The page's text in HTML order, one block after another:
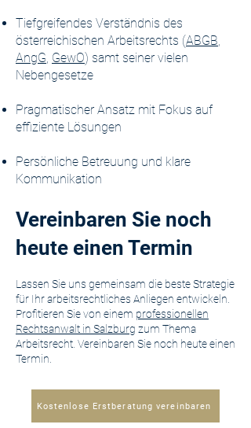
Tiefgreifendes Verständnis des
österreichischen Arbeitsrechts (ABGB,
AngG, GewO) samt seiner vielen
Nebengesetze
Pragmatischer Ansatz mit Fokus auf
effiziente Lösungen
Persönliche Betreuung und klare
Kommunikation
Vereinbaren Sie noch
heute einen Termin
Lassen Sie uns gemeinsam die beste Strategie
für Ihr arbeitsrechtliches Anliegen entwickeln.
Profitieren Sie von einem professionellen
Rechtsanwalt in Salzburg zum Thema
Arbeitsrecht. Vereinbaren Sie noch heute einen
Termin.
Kostenlose Erstberatung vereinbaren